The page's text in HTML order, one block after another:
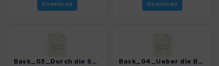
Download
Download
Bask_03_Durch die Schlucht von Santa Ana_0252_1.gpx Bask_04_Ueber die Burbonas Huegel_0252_1.gpx